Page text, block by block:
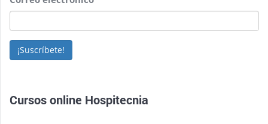
¡Suscríbete!
Cursos online Hospitecnia